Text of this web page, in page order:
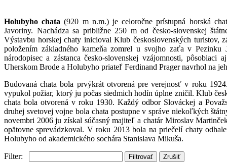
Holubyho chata (920 m n.m.) je celoročne prístupná horská
Javoriny. Nachádza sa približne 250 m od česko-slovenskej
Výstavbu horskej chaty inicioval Klub československých turistov,
položením základného kameňa zomrel u svojho zaťa v
národopisec a zástanca česko-slovenskej vzájomnosti,
Uherskom Brode a Holubyho priateľ Ferdinand Prager navrhol na
Budovaná chata bola prvýkrát otvorená pre verejnosť v roku
vypukol požiar, ktorý ju počas siedmich hodín úplne zničil. Klub
chata bola otvorená v roku 1930. Každý odbor Slováckej a
druhej svetovej vojne bola chata postupne v správe niekoľkých
novembri 2006 ju získal súčasný majiteľ a chatár Miroslav
opätovne sprevádzkoval. V roku 2013 bola na priečelí chaty
Holubyho od akademického sochára Stanislava Mikuša.
Filter: Filtrovať Zrušiť